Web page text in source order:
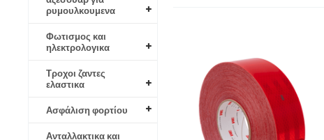
ρυμουλκουμενα
Φωτισμος και
ηλεκτρολογικα
Τροχοι ζαντες
ελαστικα
Ασφάλιση φορτίου
Ανταλλακτικα και